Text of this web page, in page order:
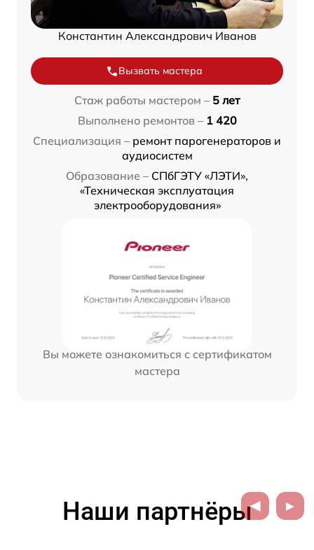
Константин Александрович Иванов
Вызвать мастера
Стаж работы мастером – 5 лет
Выполнено ремонтов – 1 420
Специализация – ремонт парогенераторов и
аудиосистем
Образование – СПбГЭТУ «ЛЭТИ»,
«Техническая эксплуатация
электрооборудования»
Вы можете ознакомиться с сертификатом
мастера
Наши партнёры